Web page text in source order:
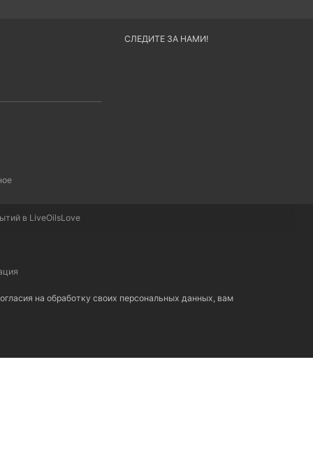
СЛЕДИТЕ ЗА НАМИ!
в LiveOilsLove
на обработку своих персональных данных, вам